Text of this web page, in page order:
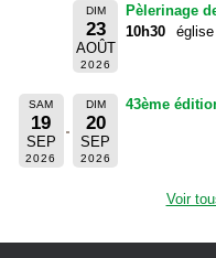
DIM
23
AOÛT
2026
Pèlerinage
10h30
SAM
19
SEP
2026
DIM
20
SEP
2026
43ème
Voir